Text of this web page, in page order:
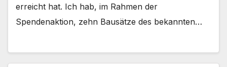
erreicht hat. Ich hab, im Rahmen der
Spendenaktion, zehn Bausätze des bekannten…